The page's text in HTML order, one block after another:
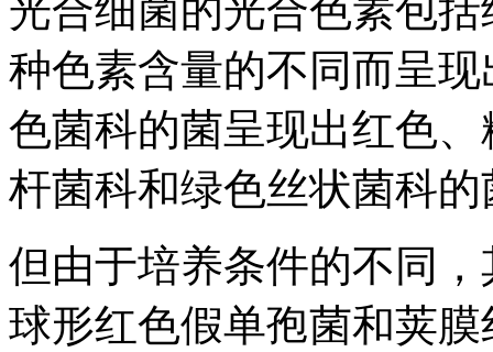
光合细菌的光合色素包
种色素含量的不同而呈
色菌科的菌呈现出红色
杆菌科和绿色丝状菌科
但由于培养条件的不同
球形红色假单孢菌和荚